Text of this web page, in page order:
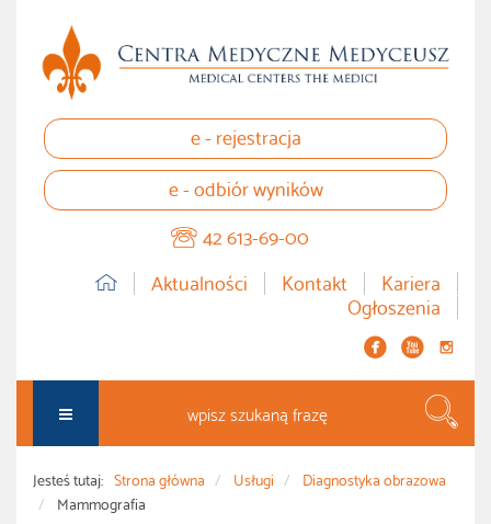
e - rejestracja
e - odbiór wyników
42 613-69-00
Aktualności
Kontakt Kariera
Ogłoszenia
  instagram
Jesteś tutaj: Strona główna Usługi
Diagnostyka obrazowa
Mammografia